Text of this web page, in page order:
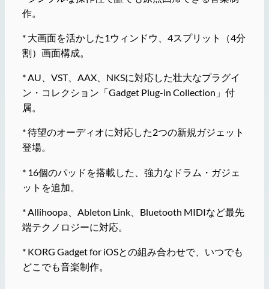
作。
* 大画面を活かした1ウィンドウ、4スプリット（4分
割）画面構成。
* AU、VST、AAX、NKSに対応した壮大なプラグイ
ン・コレクション「Gadget Plug-in Collection」付
属。
* 待望のオーディオに対応した2つの新規ガジェット
登場。
* 16個のパッドを搭載した、強力なドラム・ガジェ
ットを追加。
* Allihoopa、Ableton Link、Bluetooth MIDIなど最先
端テクノロジーに対応。
* KORG Gadget for iOSとの組み合わせで、いつでも
どこでも音楽制作。